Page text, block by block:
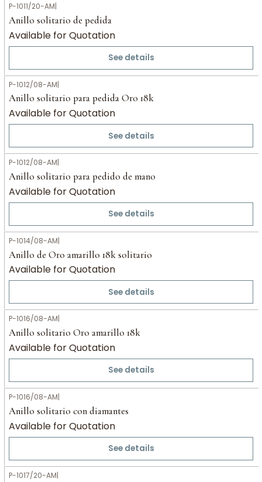
P-1011/20-AM|
Anillo solitario de pedida
Available for Quotation
See details
P-1012/08-AM|
Anillo solitario para pedida Oro 18k
Available for Quotation
See details
P-1012/08-AM|
Anillo solitario para pedido de mano
Available for Quotation
See details
P-1014/08-AM|
Anillo de Oro amarillo 18k solitario
Available for Quotation
See details
P-1016/08-AM|
Anillo solitario Oro amarillo 18k
Available for Quotation
See details
P-1016/08-AM|
Anillo solitario con diamantes
Available for Quotation
See details
P-1017/20-AM|